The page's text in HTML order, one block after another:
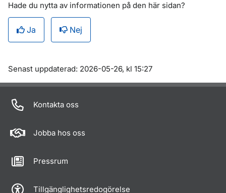
Hade du nytta av informationen på den här sidan?
Ja Nej
Om sidan
Senast uppdaterad: 2026-05-26, kl 15:27
Kontakta oss
Jobba hos oss
Pressrum
Tillgänglighetsredogörelse